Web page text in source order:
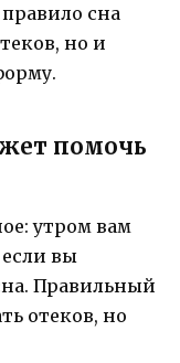
сна
но и
помочь
утром вам
вы
Правильный
отеков, но